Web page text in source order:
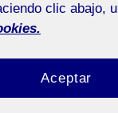
en les
el sentit de les
clic abajo,
Aceptar